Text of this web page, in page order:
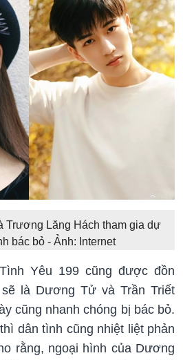
Trương Lăng Hách tham gia dự
bác bỏ - Ảnh: Internet
Yêu 199 cũng được đồn
là Dương Tử và Trần Triết
cũng nhanh chóng bị bác bỏ.
dân tình cũng nhiệt liệt phản
rằng, ngoại hình của Dương